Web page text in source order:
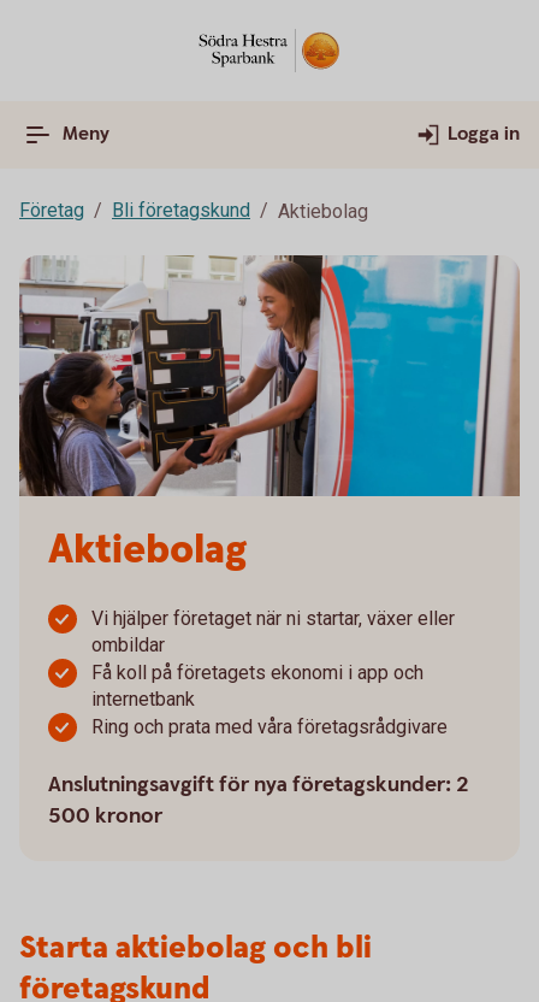
Meny Logga in
Företag Bli företagskund Aktiebolag
Aktiebolag
Vi hjälper företaget när ni startar, växer eller
ombildar
Få koll på företagets ekonomi i app och
internetbank
Ring och prata med våra företagsrådgivare
Anslutningsavgift för nya företagskunder: 2
500 kronor
Starta aktiebolag och bli
företagskund